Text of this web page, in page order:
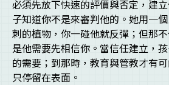
必須先放下快速的評價與否定，建
子知道你不是來審判他的。她用一
刺的植物，你一碰他就反彈；但那
是他需要先相信你。當信任建立，
的需要；到那時，教育與管教才有
只停留在表面。